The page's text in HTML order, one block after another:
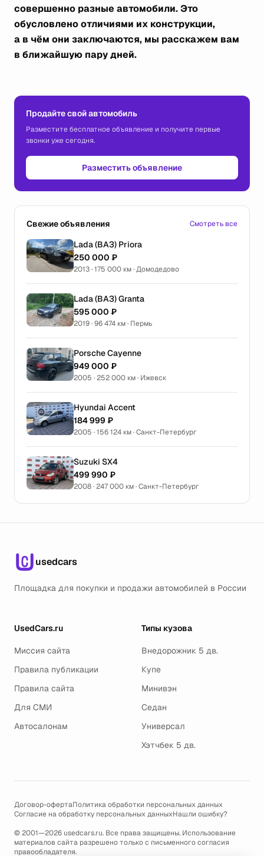
совершенно разные автомобили. Это
обусловлено отличиями их конструкции,
а в чём они заключаются, мы расскажем вам
в ближайшую пару дней.
Продайте свой автомобиль
Разместите бесплатное объявление и получите первые
звонки уже сегодня.
Разместить объявление
Свежие объявления Смотреть все
Lada (ВАЗ) Priora
250 000 ₽
2013 · 175 000 км · Домодедово
Lada (ВАЗ) Granta
595 000 ₽
2019 · 96 474 км · Пермь
Porsche Cayenne
949 000 ₽
2005 · 252 000 км · Ижевск
Hyundai Accent
184 999 ₽
2005 · 156 124 км · Санкт-Петербург
Suzuki SX4
499 990 ₽
2008 · 247 000 км · Санкт-Петербург
usedcars
Площадка для покупки и продажи автомобилей в России
UsedCars.ru
Миссия сайта
Правила публикации
Правила сайта
Для СМИ
Автосалонам
Типы кузова
Внедорожник 5 дв.
Купе
Минивэн
Седан
Универсал
Хэтчбек 5 дв.
Договор-офертаПолитика обработки персональных данных
Согласие на обработку персональных данныхНашли ошибку?
© 2001—2026 usedcars.ru. Все права защищены. Использование
материалов сайта разрешено только с письменного согласия
правообладателя.